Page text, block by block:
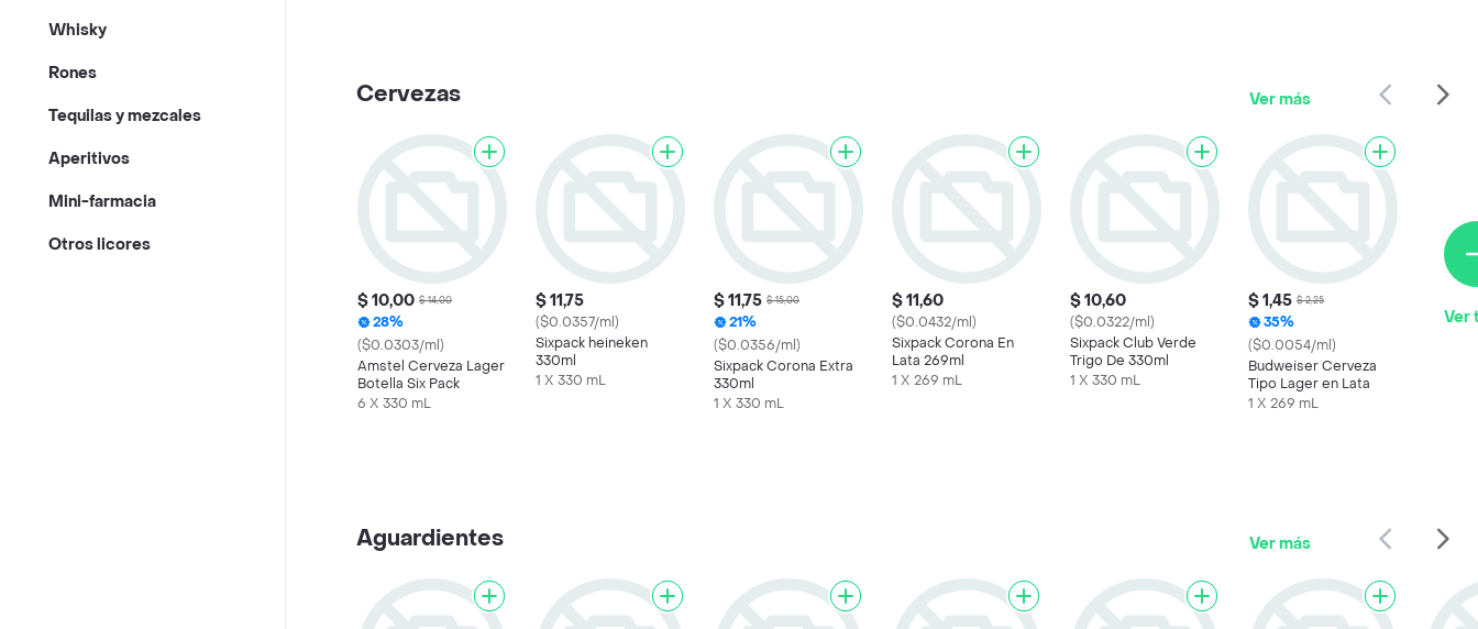
Whisky
Rones
Tequilas y mezcales
Aperitivos
Mini-farmacia
Otros licores
Cervezas Ver más
$ 10,00 $ 14,00
28%
($0.0303/ml)
Amstel Cerveza Lager
Botella Six Pack
6 X 330 mL
$ 11,75
($0.0357/ml)
Sixpack heineken
330ml
1 X 330 mL
$ 11,75 $ 15,00
21%
($0.0356/ml)
Sixpack Corona Extra
330ml
1 X 330 mL
$ 11,60
($0.0432/ml)
Sixpack Corona En
Lata 269ml
1 X 269 mL
$ 10,60
($0.0322/ml)
Sixpack Club Verde
Trigo De 330ml
1 X 330 mL
$ 1,45 $ 2,25
35%
($0.0054/ml)
Budweiser Cerveza
Tipo Lager en Lata
1 X 269 mL
Ver
Aguardientes Ver más